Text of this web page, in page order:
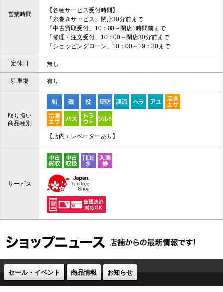
営業時間
【各種サービス受付時間】
「糸巻きサービス」閉店30分前まで
「中古買取受付」10：00～閉店1時間前まで
「修理・注文受付」10：00～閉店30分前まで
「ショッピングローン」10：00～19：30まで
定休日 無し
駐車場 有り
取り扱い
商品種別
【店内エレベーターあり】
サービス
セール・イベント 商品情報 お知らせ